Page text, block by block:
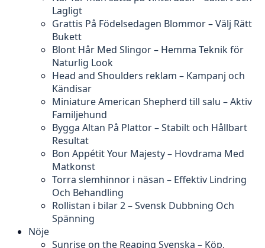
Lagligt
Grattis På Födelsedagen Blommor – Välj Rätt
Bukett
Blont Hår Med Slingor – Hemma Teknik för
Naturlig Look
Head and Shoulders reklam – Kampanj och
Kändisar
Miniature American Shepherd till salu – Aktiv
Familjehund
Bygga Altan På Plattor – Stabilt och Hållbart
Resultat
Bon Appétit Your Majesty – Hovdrama Med
Matkonst
Torra slemhinnor i näsan – Effektiv Lindring
Och Behandling
Rollistan i bilar 2 – Svensk Dubbning Och
Spänning
Nöje
Sunrise on the Reaping Svenska – Köp,